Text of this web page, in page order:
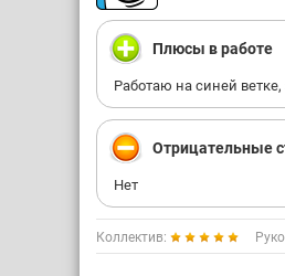
Плюсы в работе
Работаю на синей
Отрицательные
Нет
Коллектив: